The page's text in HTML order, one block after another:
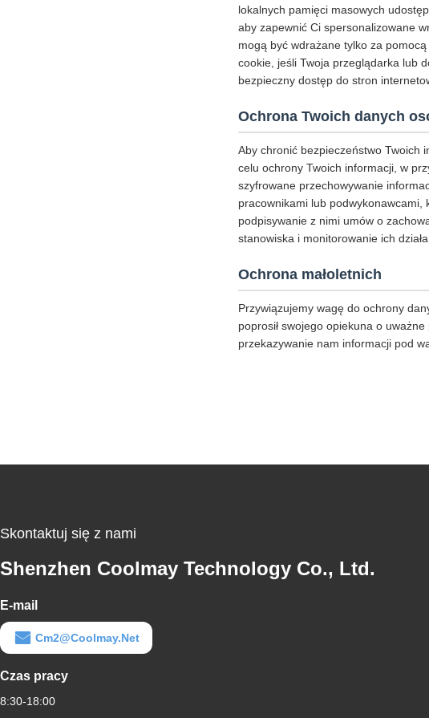
lokalnych pamięci masowych
aby zapewnić Ci spersonalizowane
mogą być wdrażane tylko za
cookie, jeśli Twoja przeglądarka lub
bezpieczny dostęp do stron
Ochrona Twoich danych
Aby chronić bezpieczeństwo Twoich
celu ochrony Twoich informacji, w
szyfrowane przechowywanie
pracownikami lub
podpisywanie z nimi umów o
stanowiska i monitorowanie ich
Ochrona małoletnich
Przywiązujemy wagę do ochrony
poprosił swojego opiekuna o
przekazywanie nam informacji pod
Skontaktuj się z nami
Shenzhen Coolmay Technology Co., Ltd.
E-mail
Cm2@coolmay.net
Czas pracy
8:30-18:00